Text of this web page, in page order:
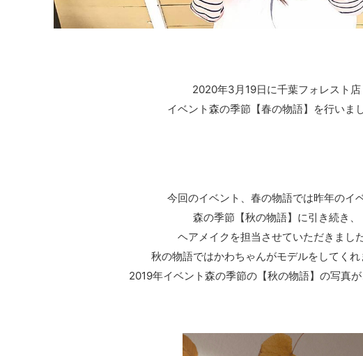
2020年3月19日に千葉フォレスト店
イベント森の季節【春の物語】を行いま
今回のイベント、春の物語では昨年のイ
森の季節【秋の物語】に引き続き、
ヘアメイクを担当させていただきまし
秋の物語ではかわちゃんがモデルをしてく
2019年イベント森の季節の【秋の物語】の写真